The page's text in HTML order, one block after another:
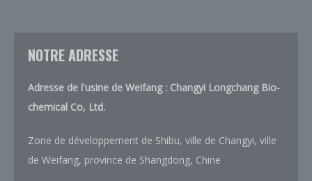
NOTRE ADRESSE
Adresse de l'usine de Weifang : Changyi Longchang Bio-
chemical Co, Ltd.
Zone de développement de Shibu, ville de Changyi, ville
de Weifang, province de Shangdong, Chine